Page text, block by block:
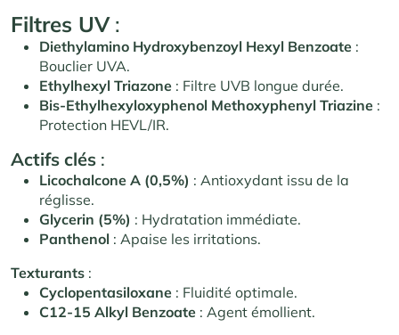
Filtres UV:
Diethylamino Hydroxybenzoyl Hexyl Benzoate :
Bouclier UVA.
Ethylhexyl Triazone : Filtre UVB longue durée.
Bis-Ethylhexyloxyphenol Methoxyphenyl Triazine :
Protection HEVL/IR.
Actifs clés :
Licochalcone A (0,5%) : Antioxydant issu de la
réglisse.
Glycerin (5%) : Hydratation immédiate.
Panthenol : Apaise les irritations.
Texturants :
Cyclopentasiloxane : Fluidité optimale.
C12-15 Alkyl Benzoate : Agent émollient.